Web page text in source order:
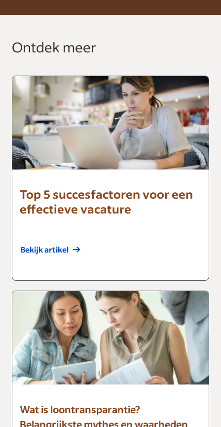
Ontdek meer
Top 5 succesfactoren voor een
effectieve vacature
Bekijk artikel
Wat is loontransparantie?
Belangrijkste mythes en waarheden